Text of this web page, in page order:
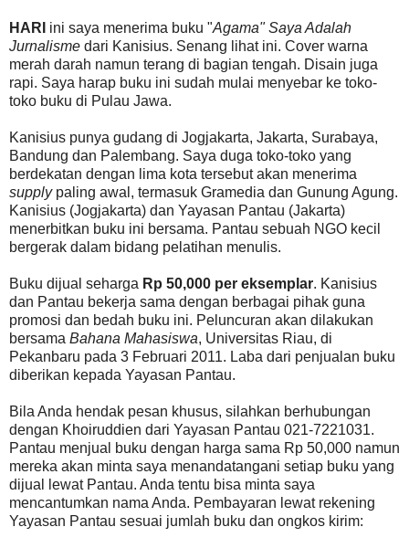
HARI ini saya menerima buku "Agama" Saya Adalah
Jurnalisme dari Kanisius. Senang lihat ini. Cover warna
merah darah namun terang di bagian tengah. Disain juga
rapi. Saya harap buku ini sudah mulai menyebar ke toko-
toko buku di Pulau Jawa.
Kanisius punya gudang di Jogjakarta, Jakarta, Surabaya,
Bandung dan Palembang. Saya duga toko-toko yang
berdekatan dengan lima kota tersebut akan menerima
supplypaling awal, termasuk Gramedia dan Gunung Agung.
Kanisius (Jogjakarta) dan Yayasan Pantau (Jakarta)
menerbitkan buku ini bersama. Pantau sebuah NGO kecil
bergerak dalam bidang pelatihan menulis.
Buku dijual seharga Rp 50,000 per eksemplar. Kanisius
dan Pantau bekerja sama dengan berbagai pihak guna
promosi dan bedah buku ini. Peluncuran akan dilakukan
bersama Bahana Mahasiswa, Universitas Riau, di
Pekanbaru pada 3 Februari 2011. Laba dari penjualan buku
diberikan kepada Yayasan Pantau.
Bila Anda hendak pesan khusus, silahkan berhubungan
dengan Khoiruddien dari Yayasan Pantau 021-7221031.
Pantau menjual buku dengan harga sama Rp 50,000 namun
mereka akan minta saya menandatangani setiap buku yang
dijual lewat Pantau. Anda tentu bisa minta saya
mencantumkan nama Anda. Pembayaran lewat rekening
Yayasan Pantau sesuai jumlah buku dan ongkos kirim: